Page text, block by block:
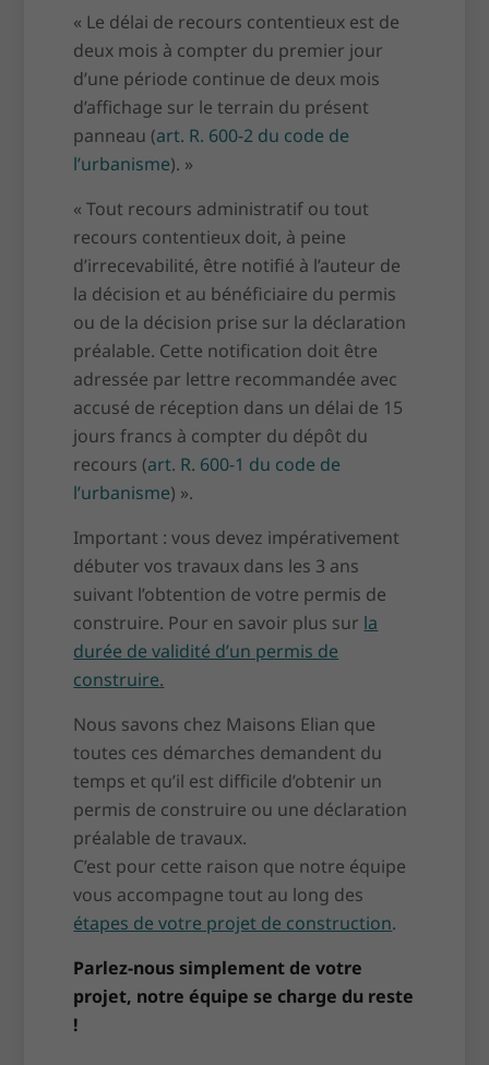
« Le délai de recours contentieux est de
deux mois à compter du premier jour
d’une période continue de deux mois
d’affichage sur le terrain du présent
panneau (art. R. 600-2 du code de
l’urbanisme). »
«Tout recours administratif ou tout
recours contentieux doit, à peine
d’irrecevabilité, être notifié à l’auteur de
la décision et au bénéficiaire du permis
ou de la décision prise sur la déclaration
préalable. Cette notification doit être
adressée par lettre recommandée avec
accusé de réception dans un délai de 15
jours francs à compter du dépôt du
recours (art. R. 600-1 du code de
l’urbanisme) ».
Important : vous devez impérativement
débuter vos travaux dans les 3 ans
suivant l’obtention de votre permis de
construire. Pour en savoir plus sur la
durée de validité d’un permis de
construire.
Nous savons chez Maisons Elian que
toutes ces démarches demandent du
temps et qu’il est difficile d’obtenir un
permis de construire ou une déclaration
préalable de travaux.
C’est pour cette raison que notre équipe
vous accompagne tout au long des
étapes de votre projet de construction.
Parlez-nous simplement de votre
projet, notre équipe se charge du reste
!